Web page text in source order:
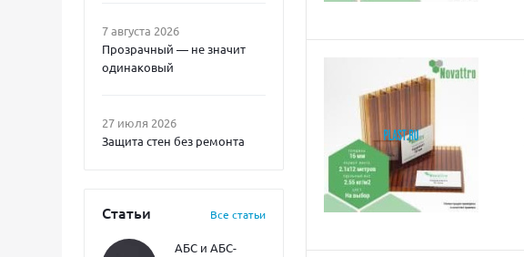
7 августа 2026
Прозрачный — не значит
одинаковый
27 июля 2026
Защита стен без ремонта
Статьи Все статьи
АБС и АБС-